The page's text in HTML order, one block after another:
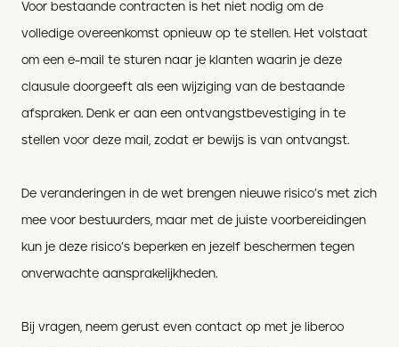
Voor bestaande contracten is het niet nodig om de
volledige overeenkomst opnieuw op te stellen. Het volstaat
om een e-mail te sturen naar je klanten waarin je deze
clausule doorgeeft als een wijziging van de bestaande
afspraken. Denk er aan een ontvangstbevestiging in te
stellen voor deze mail, zodat er bewijs is van ontvangst.
De veranderingen in de wet brengen nieuwe risico’s met zich
mee voor bestuurders, maar met de juiste voorbereidingen
kun je deze risico’s beperken en jezelf beschermen tegen
onverwachte aansprakelijkheden.
Bij vragen, neem gerust even contact op met je liberoo